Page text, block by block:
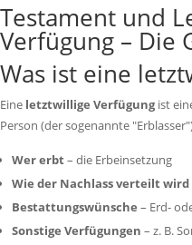
Testament und
Verfügung – Die
Was ist eine
Eine letztwillige Verfügung ist
Person (der sogenannte
Wer erbt– die Erbeinsetzung
Wie der Nachlass verteilt wird
Bestattungswünsche – Erd-
Sonstige Verfügungen – z. B.